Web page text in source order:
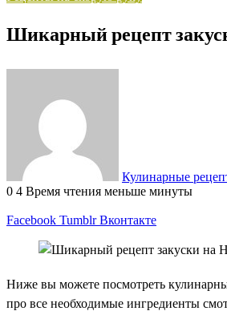
Шикарный рецепт
Кулинарные
0 4 Время чтения меньше минуты
Facebook Tumblr Вконтакте
Ниже вы можете посмотреть
про все необходимые ингредиенты